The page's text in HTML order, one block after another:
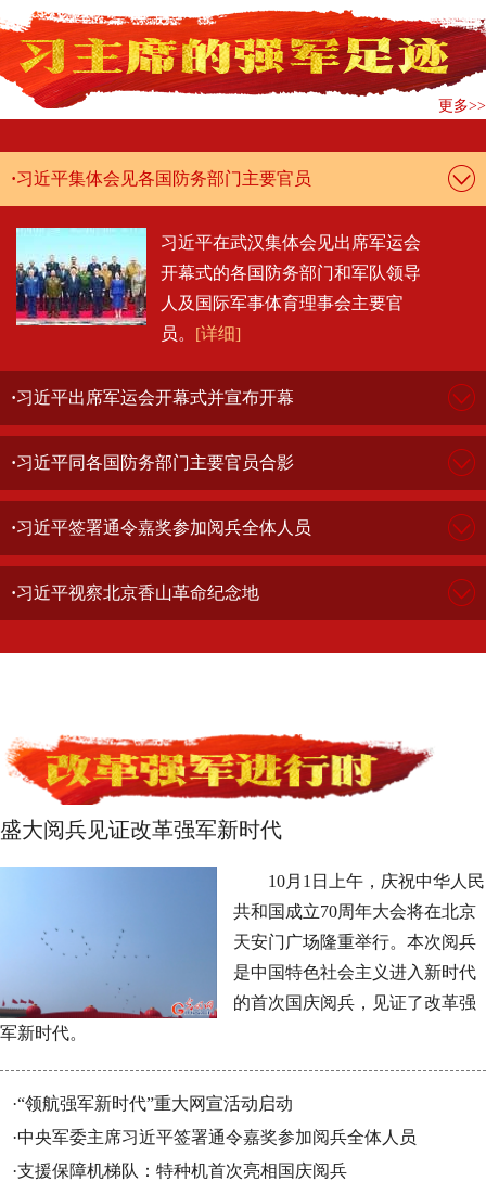
更多>>
·习近平集体会见各国防务部门主要官员
习近平在武汉集体会见出席军运会
开幕式的各国防务部门和军队领导
人及国际军事体育理事会主要官
员。 [详细]
·习近平出席军运会开幕式并宣布开幕
·习近平同各国防务部门主要官员合影
·习近平签署通令嘉奖参加阅兵全体人员
·习近平视察北京香山革命纪念地
盛大阅兵见证改革强军新时代
10月1日上午，庆祝中华人民
共和国成立70周年大会将在北京
天安门广场隆重举行。本次阅兵
是中国特色社会主义进入新时代
的首次国庆阅兵，见证了改革强
军新时代。
·“领航强军新时代”重大网宣活动启动
·中央军委主席习近平签署通令嘉奖参加阅兵全体人员
·支援保障机梯队：特种机首次亮相国庆阅兵